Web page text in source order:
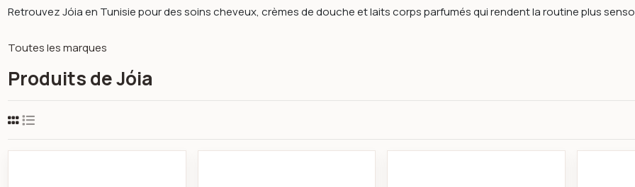
Retrouvez Jóia en Tunisie pour des soins cheveux, crèmes de douche et laits corps parfumés qui rendent la routine plus
Toutes les marques
Produits de Jóia